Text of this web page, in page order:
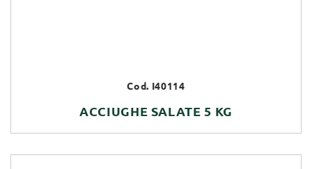
Cod. I40114
ACCIUGHE SALATE 5 KG